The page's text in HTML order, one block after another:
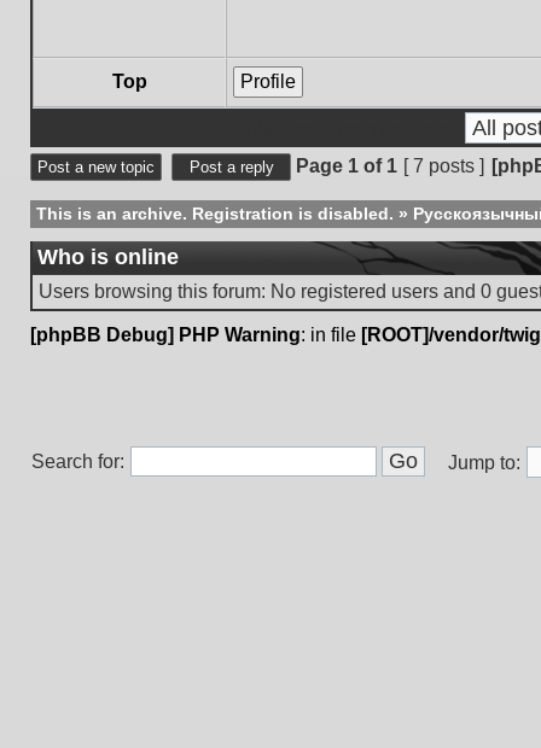
Top Profile
Post a new topic Post a reply Page 1 of 1 [ 7 posts ]
This is an archive. Registration is disabled. »
Who is online
Users browsing this forum: No registered users and 0
[phpBB Debug] PHP Warning: in file [ROOT]/vendor/
Search for: Jump to: